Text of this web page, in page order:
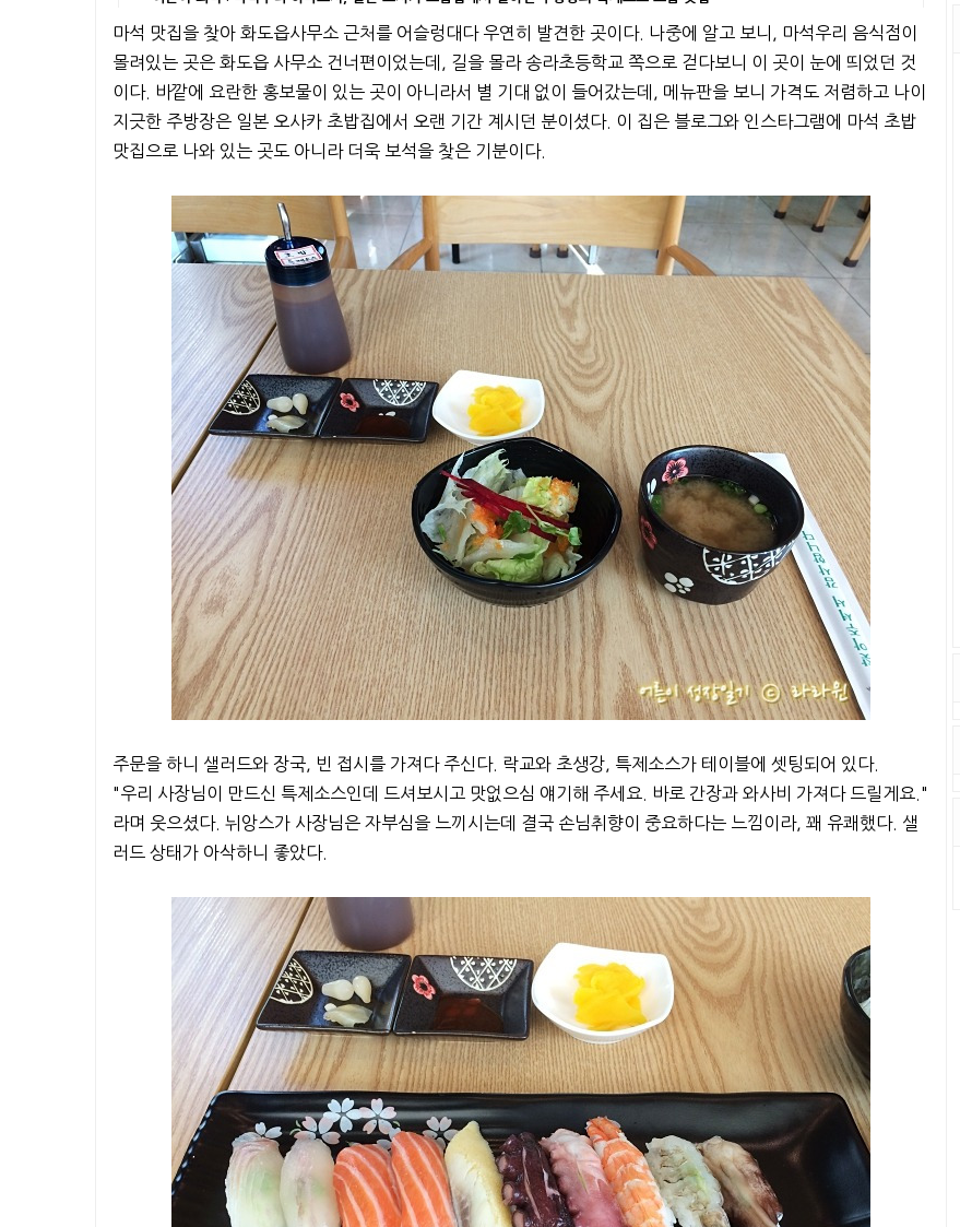
마석 맛집을 찾아 화도읍사무소 근처를 어슬렁대다 우연히 발견한 곳이다. 나중에 알고 보니, 마석우리 음식점이
몰려있는 곳은 화도읍 사무소 건너편이었는데, 길을 몰라 송라초등학교 쪽으로 걷다보니 이 곳이 눈에 띄었던 것
이다. 바깥에 요란한 홍보물이 있는 곳이 아니라서 별 기대 없이 들어갔는데, 메뉴판을 보니 가격도 저렴하고 나이
지긋한 주방장은 일본 오사카 초밥집에서 오랜 기간 계시던 분이셨다. 이 집은 블로그와 인스타그램에 마석 초밥
맛집으로 나와 있는 곳도 아니라 더욱 보석을 찾은 기분이다.
주문을 하니 샐러드와 장국, 빈 접시를 가져다 주신다. 락교와 초생강, 특제소스가 테이블에 셋팅되어 있다.
"우리 사장님이 만드신 특제소스인데 드셔보시고 맛없으심 얘기해 주세요. 바로 간장과 와사비 가져다 드릴게요."
라며 웃으셨다. 뉘앙스가 사장님은 자부심을 느끼시는데 결국 손님취향이 중요하다는 느낌이라, 꽤 유쾌했다. 샐
러드 상태가 아삭하니 좋았다.